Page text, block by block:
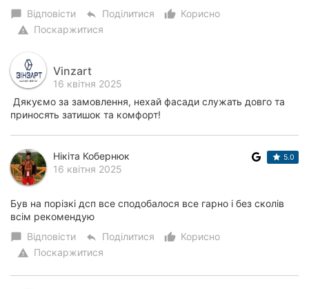
chat_bubble Відповісти reply Поділитися thumb_up_alt
Корисно
warning Поскаржитися
Vinzart
16 квітня 2025
Дякуємо за замовлення, нехай фасади служать довго та
приносять затишок та комфорт!
Нікіта Кобернюк
16 квітня 2025
5.0
Був на порізкі дсп все сподобалося все гарно і без сколів
всім рекомендую
chat_bubble Відповісти reply Поділитися thumb_up_alt
Корисно
warning Поскаржитися